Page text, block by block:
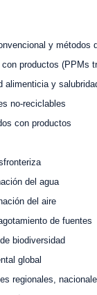
y métodos de
agua
aire
fuentes
nacionales,